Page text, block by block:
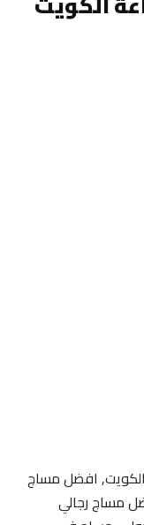
افضل مساج
رجالي